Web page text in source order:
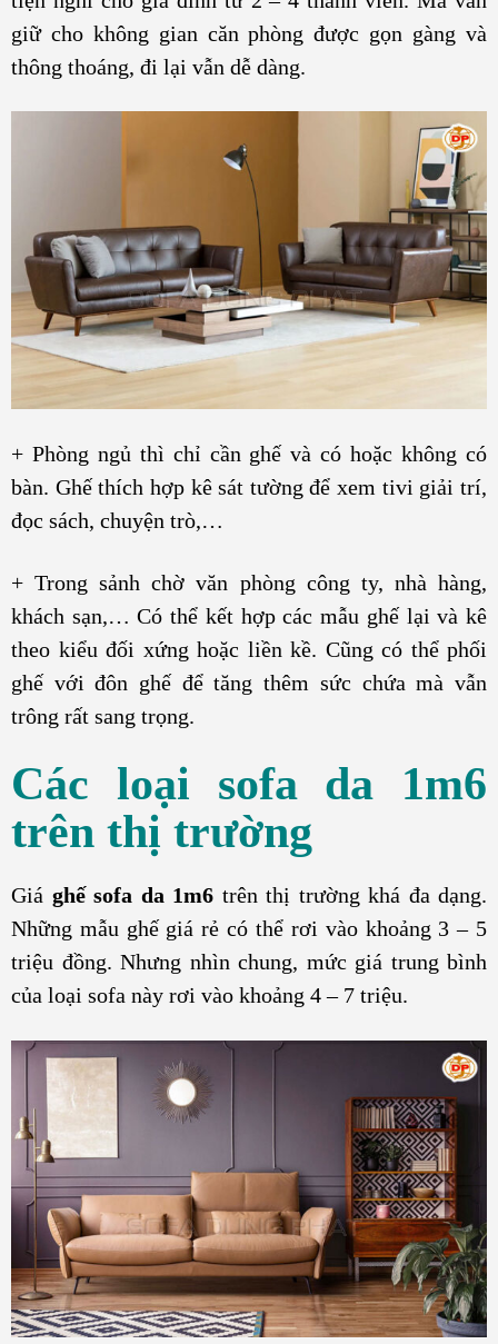
giữ cho không gian căn phòng được gọn gàng và
thông thoáng, đi lại vẫn dễ dàng.
+ Phòng ngủ thì chỉ cần ghế và có hoặc không có
bàn. Ghế thích hợp kê sát tường để xem tivi giải trí,
đọc sách, chuyện trò,…
+ Trong sảnh chờ văn phòng công ty, nhà hàng,
khách sạn,… Có thể kết hợp các mẫu ghế lại và kê
theo kiểu đối xứng hoặc liền kề. Cũng có thể phối
ghế với đôn ghế để tăng thêm sức chứa mà vẫn
trông rất sang trọng.
Các loại sofa da 1m6
trên thị trường
Giá ghế sofa da 1m6 trên thị trường khá đa dạng.
Những mẫu ghế giá rẻ có thể rơi vào khoảng 3 – 5
triệu đồng. Nhưng nhìn chung, mức giá trung bình
của loại sofa này rơi vào khoảng 4 – 7 triệu.